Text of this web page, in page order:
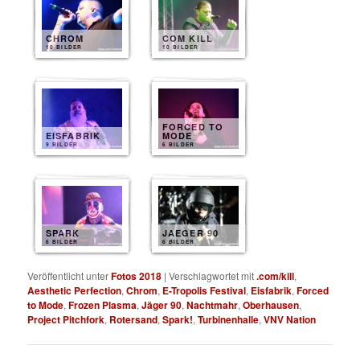
CHROM
10 BILDER
COM KILL
10 BILDER
EISFABRIK
9 BILDER
FORCED TO
MODE
6 BILDER
SPARK
6 BILDER
JAEGER 90
6 BILDER
Veröffentlicht unterFotos 2018 |Verschlagwortet mit.com/kill,
Aesthetic Perfection,Chrom, E-Tropolis Festival, Eisfabrik,Forced
to Mode,Frozen Plasma,Jäger 90,Nachtmahr,Oberhausen,
Project Pitchfork, Rotersand,Spark!,Turbinenhalle,VNV Nation